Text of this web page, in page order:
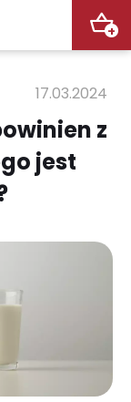
+
17.03.2024
z
jest